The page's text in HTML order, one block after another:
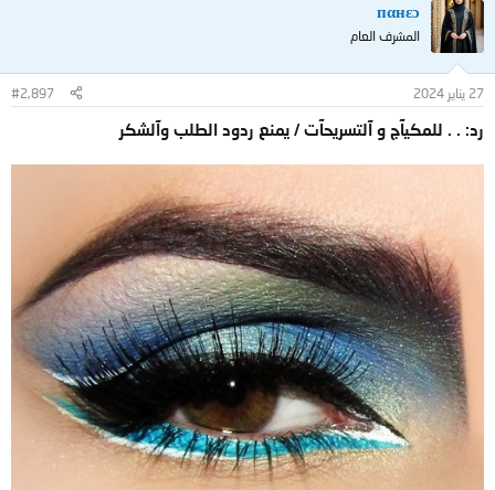
пαнεɔ
المشرف العام
27 يناير 2024 #2,897
رد: . . للمكيآج و آلتسريحآت / يمنع ردود الطلب وآلشكر